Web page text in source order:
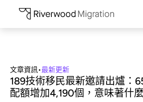
文章資訊•最新更新
189技術移民最新邀請出爐：
配額增加4,190個，意味著什